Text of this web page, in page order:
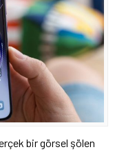
bir görsel şölen